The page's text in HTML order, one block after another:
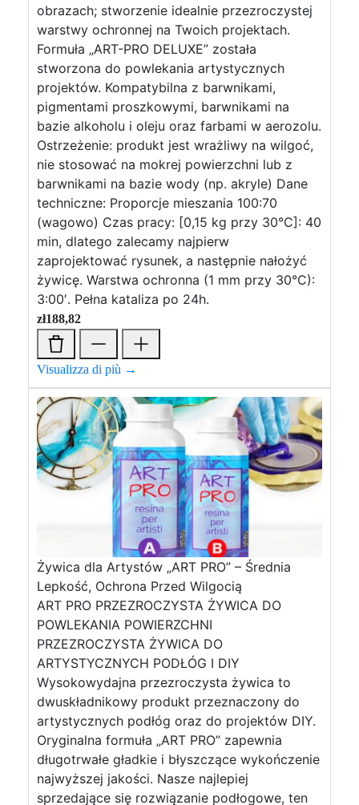
obrazach; stworzenie idealnie przezroczystej
warstwy ochronnej na Twoich projektach.
Formuła „ART-PRO DELUXE” została
stworzona do powlekania artystycznych
projektów. Kompatybilna z barwnikami,
pigmentami proszkowymi, barwnikami na
bazie alkoholu i oleju oraz farbami w aerozolu.
Ostrzeżenie: produkt jest wrażliwy na wilgoć,
nie stosować na mokrej powierzchni lub z
barwnikami na bazie wody (np. akryle) Dane
techniczne: Proporcje mieszania 100:70
(wagowo) Czas pracy: [0,15 kg przy 30°C]: 40
min, dlatego zalecamy najpierw
zaprojektować rysunek, a następnie nałożyć
żywicę. Warstwa ochronna (1 mm przy 30°C):
3:00′. Pełna kataliza po 24h.
zł188,82
Visualizza di più →
Żywica dla Artystów „ART PRO” – Średnia
Lepkość, Ochrona Przed Wilgocią
ART PRO PRZEZROCZYSTA ŻYWICA DO
POWLEKANIA POWIERZCHNI
PRZEZROCZYSTA ŻYWICA DO
ARTYSTYCZNYCH PODŁÓG I DIY
Wysokowydajna przezroczysta żywica to
dwuskładnikowy produkt przeznaczony do
artystycznych podłóg oraz do projektów DIY.
Oryginalna formuła „ART PRO” zapewnia
długotrwałe gładkie i błyszczące wykończenie
najwyższej jakości. Nasze najlepiej
sprzedające się rozwiązanie podłogowe, ten